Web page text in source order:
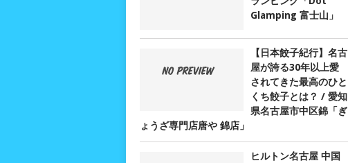
Glamping 富士山」
【日本餃子紀行】名古
屋が誇る30年以上愛
されてきた最高のひと
くち餃子とは？ / 愛知
県名古屋市中区錦「ぎ
ょうざ専門店唐や 錦店」
ヒルトン名古屋 中国